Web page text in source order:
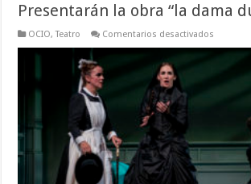
Presentarán la obra “la dama
OCIO,Teatro Comentarios desactivados